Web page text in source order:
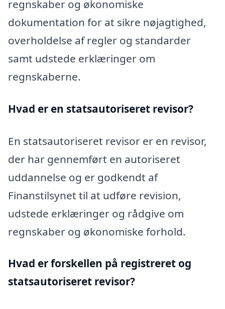
regnskaber og økonomiske
dokumentation for at sikre nøjagtighed,
overholdelse af regler og standarder
samt udstede erklæringer om
regnskaberne.
Hvad er en statsautoriseret revisor?
En statsautoriseret revisor er en revisor,
der har gennemført en autoriseret
uddannelse og er godkendt af
Finanstilsynet til at udføre revision,
udstede erklæringer og rådgive om
regnskaber og økonomiske forhold.
Hvad er forskellen på registreret og
statsautoriseret revisor?